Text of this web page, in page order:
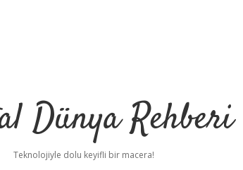
Dünya Rehberi
Teknolojiyle dolu keyifli bir macera!